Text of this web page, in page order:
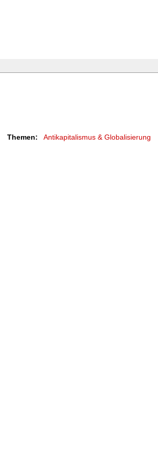
Themen: Antikapitalismus & Globalisierung